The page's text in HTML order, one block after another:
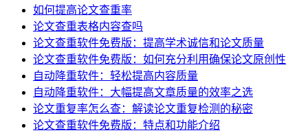
如何提高论文查重率
论文查重表格内容查吗
论文查重软件免费版：提高学术诚信和论文质量
论文查重软件免费版：如何充分利用确保论文原创性
自动降重软件：轻松提高内容质量
自动降重软件：大幅提高文章质量的效率之选
论文重复率怎么查：解读论文重复检测的秘密
论文查重软件免费版：特点和功能介绍